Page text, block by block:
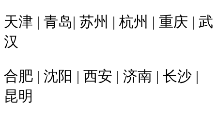
天津 | 青岛| 苏州 | 杭州 | 重庆 | 武
汉
合肥 | 沈阳 | 西安 | 济南 | 长沙 |
昆明